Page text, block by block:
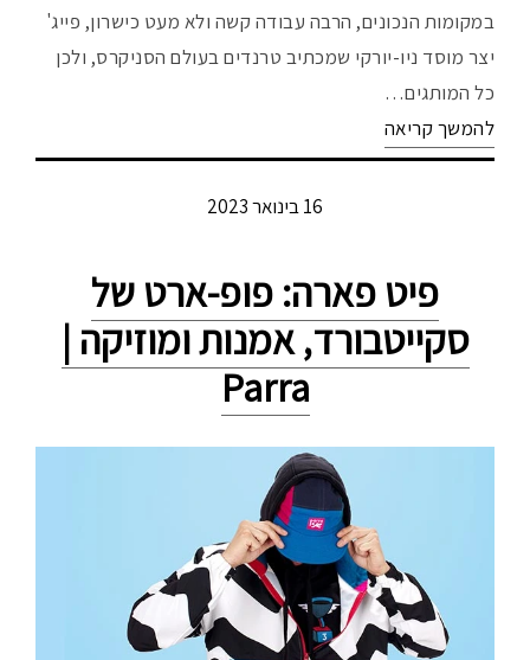
במקומות הנכונים, הרבה עבודה קשה ולא מעט כישרון, פייג'
יצר מוסד ניו-יורקי שמכתיב טרנדים בעולם הסניקרס, ולכן
כל המותגים…
להמשך קריאה
16 בינואר 2023
פיט פארה: פופ-ארט של
סקייטבורד, אמנות ומוזיקה |
Parra